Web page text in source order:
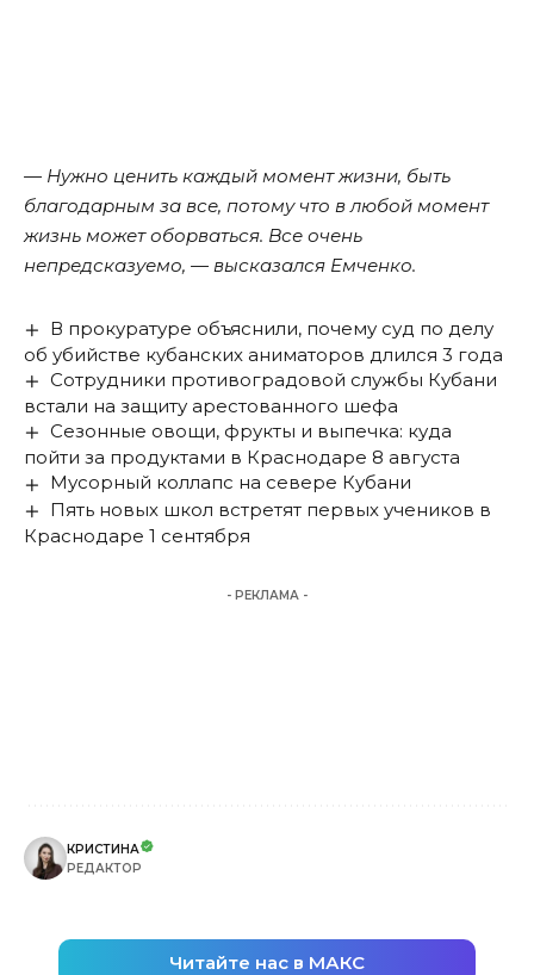
— Нужно ценить каждый момент жизни, быть
благодарным за все, потому что в любой момент
жизнь может оборваться. Все очень
непредсказуемо, — высказался Емченко.
В прокуратуре объяснили, почему суд по делу
об убийстве кубанских аниматоров длился 3 года
Сотрудники противоградовой службы Кубани
встали на защиту арестованного шефа
Сезонные овощи, фрукты и выпечка: куда
пойти за продуктами в Краснодаре 8 августа
Мусорный коллапс на севере Кубани
Пять новых школ встретят первых учеников в
Краснодаре 1 сентября
- РЕКЛАМА -
КРИСТИНА
РЕДАКТОР
Читайте нас в МАКС